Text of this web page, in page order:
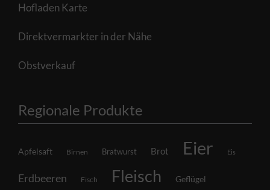
Hofladen Karte
Direktvermarkter in der Nähe
Obstverkauf
Regionale Produkte
Apfelsaft Birnen Bratwurst Brot Eier Eis
Erdbeeren Fisch Fleisch Geflügel